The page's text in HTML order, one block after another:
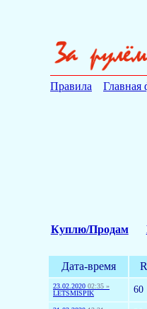
Правила Главная
Куплю/Продам
Дата-время
23.02.2020 02:35 »
LETSMISPIK
60